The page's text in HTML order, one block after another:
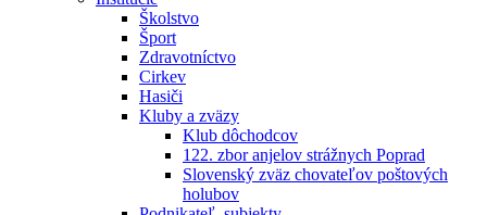
Školstvo
Šport
Zdravotníctvo
Cirkev
Hasiči
Kluby a zväzy
Klub dôchodcov
122. zbor anjelov strážnych Poprad
Slovenský zväz chovateľov poštových
holubov